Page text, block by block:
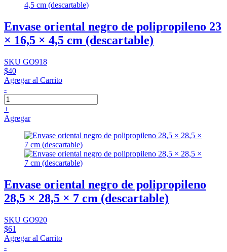
Envase oriental negro de polipropileno 23
× 16,5 × 4,5 cm (descartable)
SKU GO918
$40
Agregar al Carrito
-
+
Agregar
Envase oriental negro de polipropileno
28,5 × 28,5 × 7 cm (descartable)
SKU GO920
$61
Agregar al Carrito
-